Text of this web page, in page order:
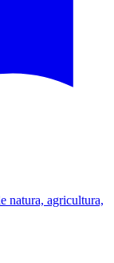
natura, agricultura,